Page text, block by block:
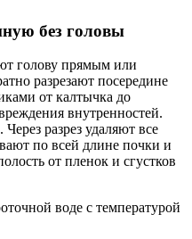
без головы
голову прямым или
разрезают посередине
от калтычка до
внутренностей.
разрез удаляют все
по всей длине почки и
от пленок и сгустков
воде с температурой